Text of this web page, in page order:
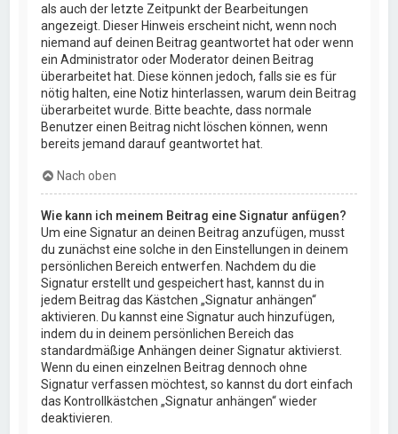
als auch der letzte Zeitpunkt der Bearbeitungen
angezeigt. Dieser Hinweis erscheint nicht, wenn noch
niemand auf deinen Beitrag geantwortet hat oder wenn
ein Administrator oder Moderator deinen Beitrag
überarbeitet hat. Diese können jedoch, falls sie es für
nötig halten, eine Notiz hinterlassen, warum dein Beitrag
überarbeitet wurde. Bitte beachte, dass normale
Benutzer einen Beitrag nicht löschen können, wenn
bereits jemand darauf geantwortet hat.
Nach oben
Wie kann ich meinem Beitrag eine Signatur anfügen?
Um eine Signatur an deinen Beitrag anzufügen, musst
du zunächst eine solche in den Einstellungen in deinem
persönlichen Bereich entwerfen. Nachdem du die
Signatur erstellt und gespeichert hast, kannst du in
jedem Beitrag das Kästchen „Signatur anhängen“
aktivieren. Du kannst eine Signatur auch hinzufügen,
indem du in deinem persönlichen Bereich das
standardmäßige Anhängen deiner Signatur aktivierst.
Wenn du einen einzelnen Beitrag dennoch ohne
Signatur verfassen möchtest, so kannst du dort einfach
das Kontrollkästchen „Signatur anhängen“ wieder
deaktivieren.